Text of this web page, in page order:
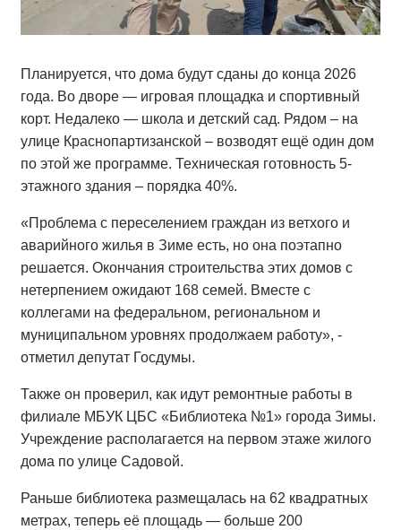
Планируется, что дома будут сданы до конца 2026
года. Во дворе — игровая площадка и спортивный
корт. Недалеко — школа и детский сад. Рядом – на
улице Краснопартизанской – возводят ещё один дом
по этой же программе. Техническая готовность 5-
этажного здания – порядка 40%.
«Проблема с переселением граждан из ветхого и
аварийного жилья в Зиме есть, но она поэтапно
решается. Окончания строительства этих домов с
нетерпением ожидают 168 семей. Вместе с
коллегами на федеральном, региональном и
муниципальном уровнях продолжаем работу», -
отметил депутат Госдумы.
Также он проверил, как идут ремонтные работы в
филиале МБУК ЦБС «Библиотека №1» города Зимы.
Учреждение располагается на первом этаже жилого
дома по улице Садовой.
Раньше библиотека размещалась на 62 квадратных
метрах, теперь её площадь — больше 200